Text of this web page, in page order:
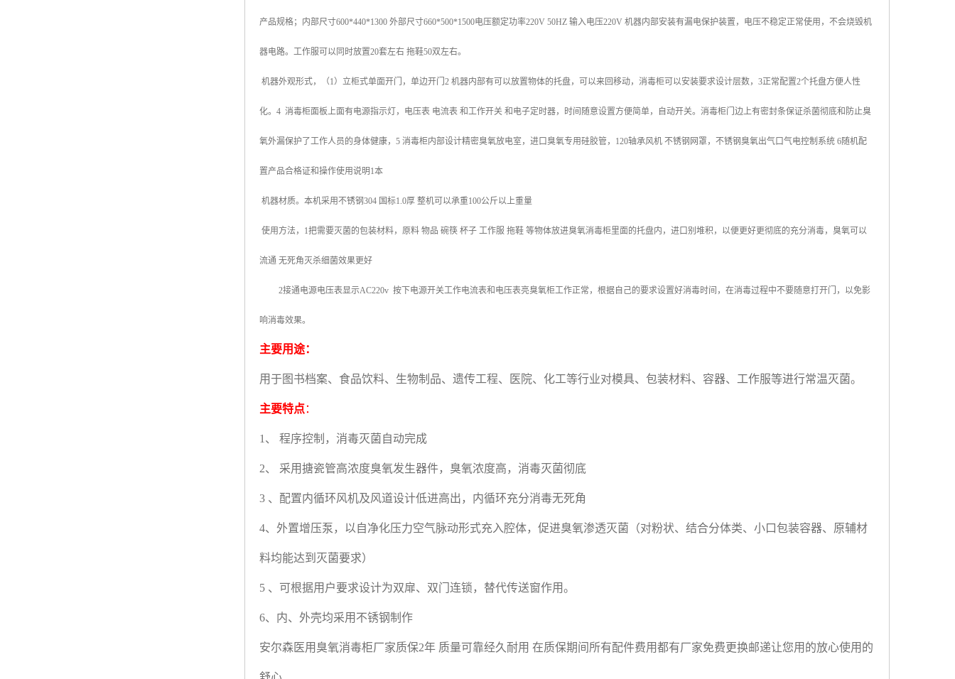
产品规格；内部尺寸600*440*1300 外部尺寸660*500*1500电压额定功率220V 50HZ 输入电压220V 机器内部安装有漏电保护装置，电压不稳定正常使用，不会烧毁机
器电路。工作服可以同时放置20套左右 拖鞋50双左右。
机器外观形式，（1）立柜式单面开门，单边开门 2 机器内部有可以放置物体的托盘，可以来回移动，消毒柜可以安装要求设计层数， 3正常配置2个托盘方便人性
化。 4 消毒柜面板上面有电源指示灯，电压表 电流表 和工作开关 和电子定时器，时间随意设置方便简单，自动开关。消毒柜门边上有密封条保证杀菌彻底和防止臭
氧外漏保护了工作人员的身体健康， 5 消毒柜内部设计精密臭氧放电室，进口臭氧专用硅胶管， 120轴承风机 不锈钢网罩，不锈钢臭氧出气口气电控制系统 6随机配
置产品合格证和操作使用说明1本
机器材质。本机采用不锈钢304 国标1.0厚 整机可以承重100公斤以上重量
使用方法， 1把需要灭菌的包装材料，原料 物品 碗筷 杯子 工作服 拖鞋 等物体放进臭氧消毒柜里面的托盘内，进口别堆积，以便更好更彻底的充分消毒，臭氧可以
流通 无死角灭杀细菌效果更好
2接通电源电压表显示AC220v 按下电源开关工作电流表和电压表亮臭氧柜工作正常，根据自己的要求设置好消毒时间，在消毒过程中不要随意打开门，以免影
响消毒效果。
主要用途：
用于图书档案、食品饮料、生物制品、遗传工程、医院、化工等行业对模具、包装材料、容器、工作服等进行常温灭菌。
主要特点：
1 、 程序控制，消毒灭菌自动完成
2、 采用搪瓷管高浓度臭氧发生器件，臭氧浓度高，消毒灭菌彻底
3 、配置内循环风机及风道设计低进高出，内循环充分消毒无死角
4、外置增压泵，以自净化压力空气脉动形式充入腔体，促进臭氧渗透灭菌（对粉状、结合分体类、小口包装容器、原辅材
料均能达到灭菌要求）
5 、可根据用户要求设计为双扉、双门连锁，替代传送窗作用。
6、内、外壳均采用不锈钢制作
安尔森医用臭氧消毒柜厂家质保2年 质量可靠经久耐用 在质保期间所有配件费用都有厂家免费更换邮递让您用的放心使用的